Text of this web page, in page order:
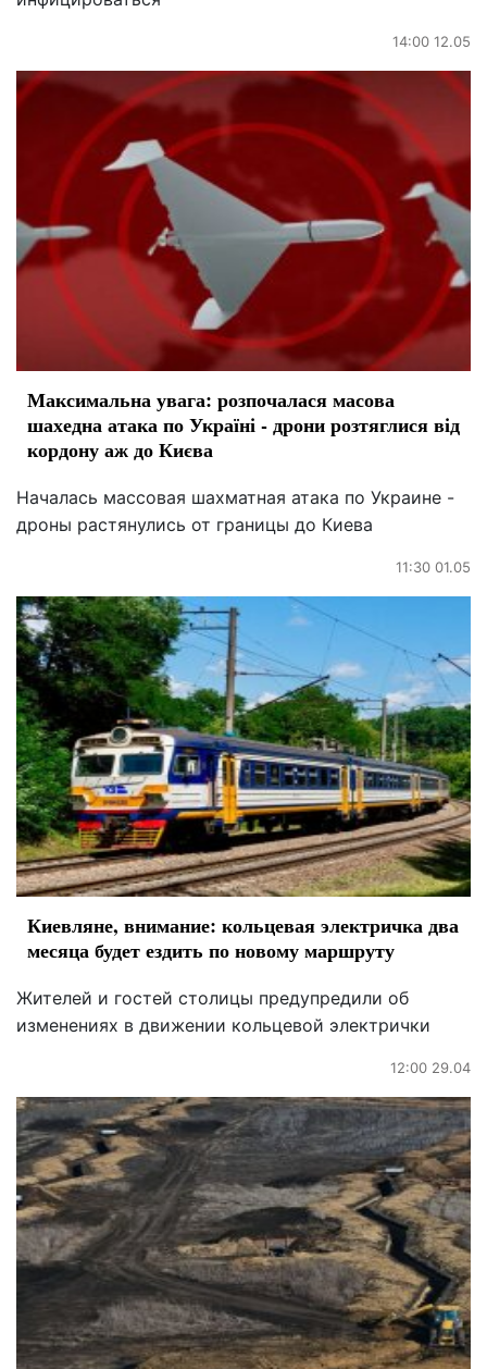
14:00 12.05
Максимальна увага: розпочалася масова
шахедна атака по Україні - дрони розтяглися від
кордону аж до Києва
Началась массовая шахматная атака по Украине -
дроны растянулись от границы до Киева
11:30 01.05
Киевляне, внимание: кольцевая электричка два
месяца будет ездить по новому маршруту
Жителей и гостей столицы предупредили об
изменениях в движении кольцевой электрички
12:00 29.04